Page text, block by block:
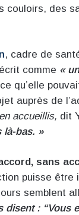
couloirs, des
, cadre de
comme «
qu’elle
auprès de
accueillis, dit
là-bas. »
sans
puisse
semblent
disent : “Vous